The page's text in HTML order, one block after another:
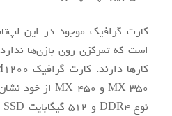
است که تمرکزی روی بازی‌ها